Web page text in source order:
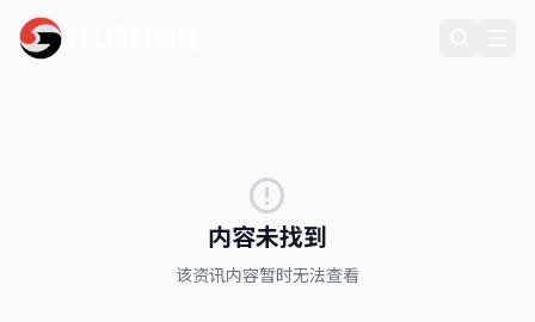
内容未找到
该资讯内容暂时无法查看